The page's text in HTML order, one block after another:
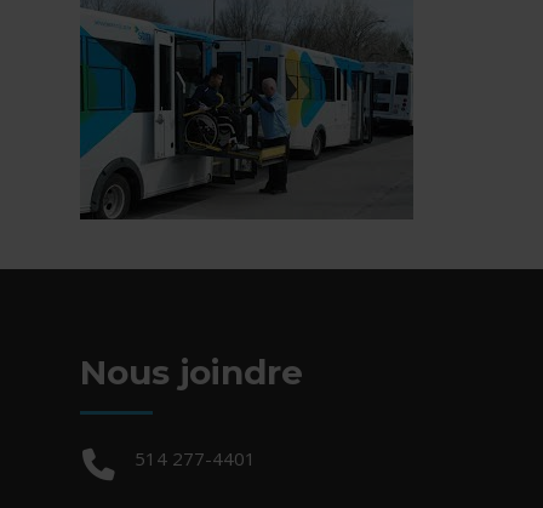
Nous joindre
Téléphone :
514 277-4401